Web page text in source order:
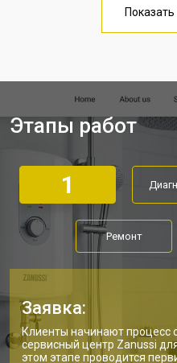
Ремонт/замена датчика
Ремонт платы управления
Замена платы управления
Замена мембраны
Этапы работ
1
Ремонт
Заявка:
Клиенты начинают процесс
сервисный центр Zanussi
этом этапе проводится